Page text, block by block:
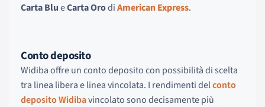
Carta BlueCarta OrodiAmerican Express.
Conto deposito
Widiba offre un conto deposito con possibilità di scelta
tra linea libera e linea vincolata. I rendimenti delconto
deposito Widibavincolato sono decisamente più